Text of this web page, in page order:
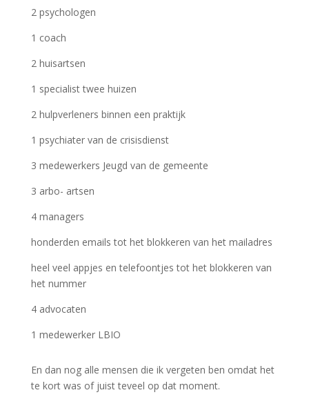
2 psychologen
1 coach
2 huisartsen
1 specialist twee huizen
2 hulpverleners binnen een praktijk
1 psychiater van de crisisdienst
3 medewerkers Jeugd van de gemeente
3 arbo- artsen
4 managers
honderden emails tot het blokkeren van het mailadres
heel veel appjes en telefoontjes tot het blokkeren van
het nummer
4 advocaten
1 medewerker LBIO
En dan nog alle mensen die ik vergeten ben omdat het
te kort was of juist teveel op dat moment.